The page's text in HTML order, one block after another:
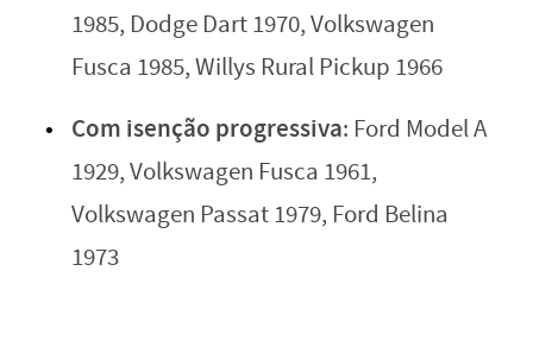
1985, Dodge Dart 1970, Volkswagen
Fusca 1985, Willys Rural Pickup 1966
Com isenção progressiva: Ford Model A
1929, Volkswagen Fusca 1961,
Volkswagen Passat 1979, Ford Belina
1973